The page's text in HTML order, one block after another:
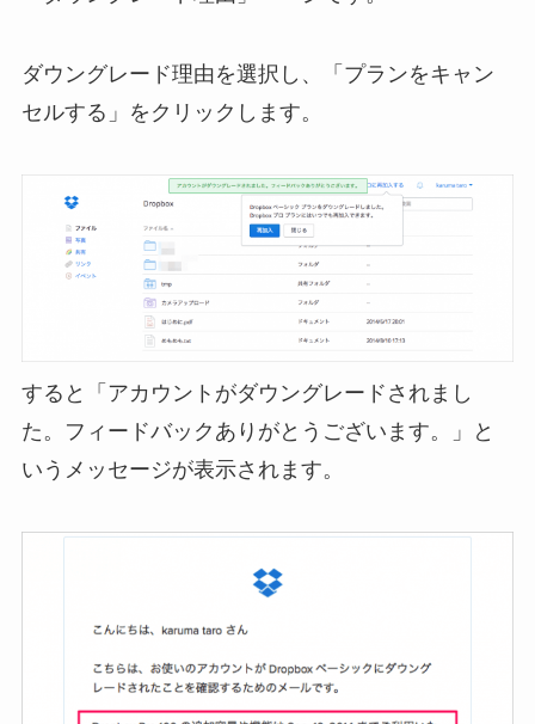
ダウングレード理由を選択し、「プランをキャン
セルする」をクリックします。
すると「アカウントがダウングレードされまし
た。フィードバックありがとうございます。」と
いうメッセージが表示されます。